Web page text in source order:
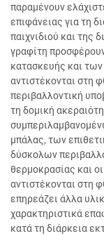
παραμένουν
επιφάνειας για τη
παιχνιδιού και της
γραφίτη
κατασκευής και
αντιστέκονται στη
περιβαλλοντική
τη δομική
μπάλας, των
δύσκολων
θερμοκρασίας και
αντιστέκονται στη
επηρεάζει άλλα
χαρακτηριστικά
κατά τη διάρκεια